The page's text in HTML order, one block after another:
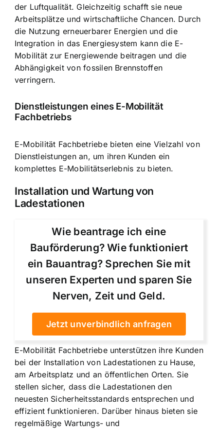
der Luftqualität. Gleichzeitig schafft sie neue
Arbeitsplätze und wirtschaftliche Chancen. Durch
die Nutzung erneuerbarer Energien und die
Integration in das Energiesystem kann die E-
Mobilität zur Energiewende beitragen und die
Abhängigkeit von fossilen Brennstoffen
verringern.
Dienstleistungen eines E-Mobilität
Fachbetriebs
E-Mobilität Fachbetriebe bieten eine Vielzahl von
Dienstleistungen an, um ihren Kunden ein
komplettes E-Mobilitätserlebnis zu bieten.
Installation und Wartung von
Ladestationen
Wie beantrage ich eine
Bauförderung? Wie funktioniert
ein Bauantrag? Sprechen Sie mit
unseren Experten und sparen Sie
Nerven, Zeit und Geld.
Jetzt unverbindlich anfragen
E-Mobilität Fachbetriebe unterstützen ihre Kunden
bei der Installation von Ladestationen zu Hause,
am Arbeitsplatz und an öffentlichen Orten. Sie
stellen sicher, dass die Ladestationen den
neuesten Sicherheitsstandards entsprechen und
effizient funktionieren. Darüber hinaus bieten sie
regelmäßige Wartungs- und